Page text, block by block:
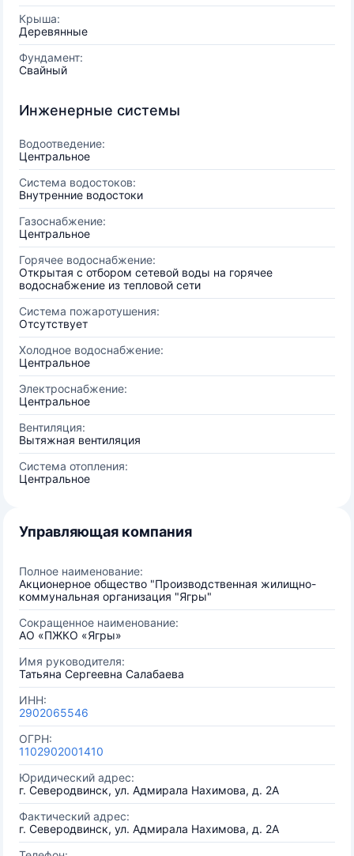
Крыша:
Деревянные
Фундамент:
Свайный
Инженерные системы
Водоотведение:
Центральное
Система водостоков:
Внутренние водостоки
Газоснабжение:
Центральное
Горячее водоснабжение:
Открытая с отбором сетевой воды на горячее
водоснабжение из тепловой сети
Система пожаротушения:
Отсутствует
Холодное водоснабжение:
Центральное
Электроснабжение:
Центральное
Вентиляция:
Вытяжная вентиляция
Система отопления:
Центральное
Управляющая компания
Полное наименование:
Акционерное общество "Производственная жилищно-
коммунальная организация "Ягры"
Сокращенное наименование:
АО «ПЖКО «Ягры»
Имя руководителя:
Татьяна Сергеевна Салабаева
ИНН:
2902065546
ОГРН:
1102902001410
Юридический адрес:
г. Северодвинск, ул. Адмирала Нахимова, д. 2А
Фактический адрес:
г. Северодвинск, ул. Адмирала Нахимова, д. 2А